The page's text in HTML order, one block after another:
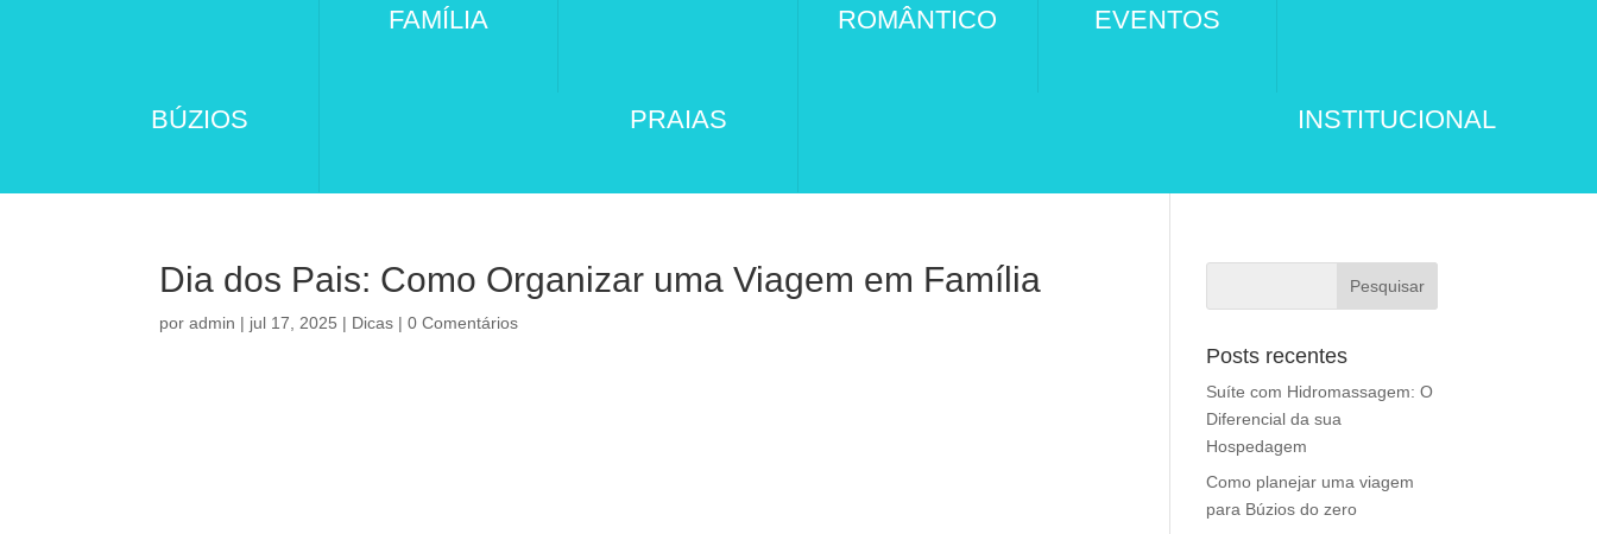
BÚZIOS
FAMÍLIA
PRAIAS
ROMÂNTICO EVENTOS
INSTITUCIONAL
Dia dos Pais: Como Organizar uma Viagem em Família
poradmin | jul 17, 2025 | Dicas |0 Comentários
Posts recentes
Suíte com Hidromassagem: O
Diferencial da sua
Hospedagem
Como planejar uma viagem
para Búzios do zero